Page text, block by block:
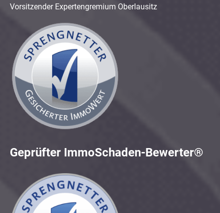
Vorsitzender Expertengremium Oberlausitz
Geprüfter ImmoSchaden-Bewerter®